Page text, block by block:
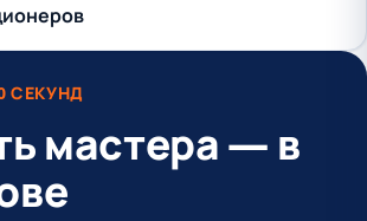
СЕКУНД
мастера — в